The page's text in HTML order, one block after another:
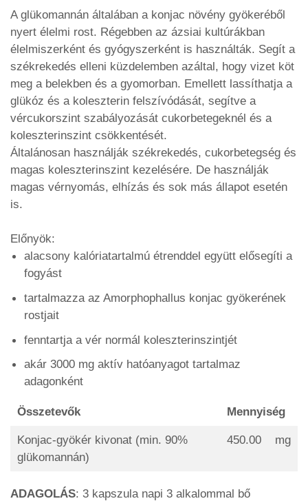
A glükomannán általában a konjac növény gyökeréből
nyert élelmi rost. Régebben az ázsiai kultúrákban
élelmiszerként és gyógyszerként is használták. Segít a
székrekedés elleni küzdelemben azáltal, hogy vizet köt
meg a belekben és a gyomorban. Emellett lassíthatja a
glükóz és a koleszterin felszívódását, segítve a
vércukorszint szabályozását cukorbetegeknél és a
koleszterinszint csökkentését.
Általánosan használják székrekedés, cukorbetegség és
magas koleszterinszint kezelésére. De használják
magas vérnyomás, elhízás és sok más állapot esetén
is.
Előnyök:
alacsony kalóriatartalmú étrenddel együtt elősegíti a
fogyást
tartalmazza az Amorphophallus konjac gyökerének
rostjait
fenntartja a vér normál koleszterinszintjét
akár 3000 mg aktív hatóanyagot tartalmaz
adagonként
Összetevők Mennyiség
Konjac-gyökér kivonat (min. 90%
glükomannán)
450.00 mg
ADAGOLÁS: 3 kapszula napi 3 alkalommal bő